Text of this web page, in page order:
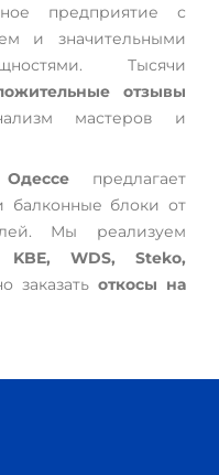
предприятие с
и значительными
Тысячи
отзывы
мастеров и
предлагает
блоки от
Мы реализуем
KBE, WDS, Steko,
заказать откосы на